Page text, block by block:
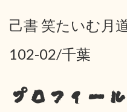
己書 笑たいむ月
102-02/千葉
プロフィール